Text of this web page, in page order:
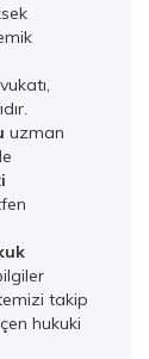
uzman
takip
hukuki